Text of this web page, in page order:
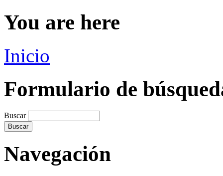
You are here
Inicio
Formulario de
Buscar
Navegación